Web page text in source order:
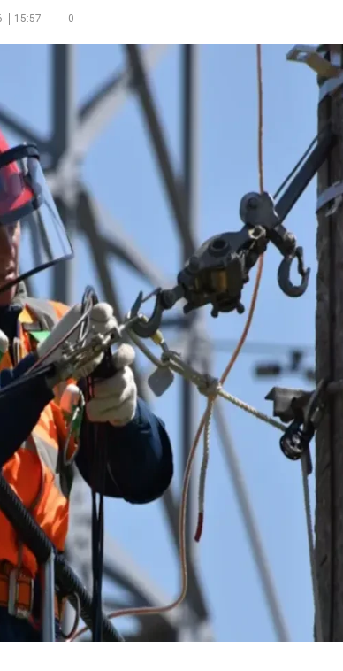
15:57 0